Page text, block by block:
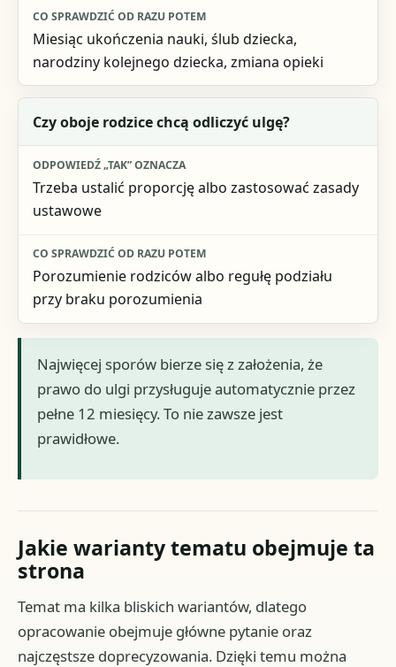
Miesiąc ukończenia nauki, ślub dziecka,
narodziny kolejnego dziecka, zmiana opieki
Czy oboje rodzice chcą odliczyć ulgę?
Trzeba ustalić proporcję albo zastosować zasady
ustawowe
Porozumienie rodziców albo regułę podziału
przy braku porozumienia
Najwięcej sporów bierze się z założenia, że
prawo do ulgi przysługuje automatycznie przez
pełne 12 miesięcy. To nie zawsze jest
prawidłowe.
Jakie warianty tematu obejmuje ta
strona
Temat ma kilka bliskich wariantów, dlatego
opracowanie obejmuje główne pytanie oraz
najczęstsze doprecyzowania. Dzięki temu można